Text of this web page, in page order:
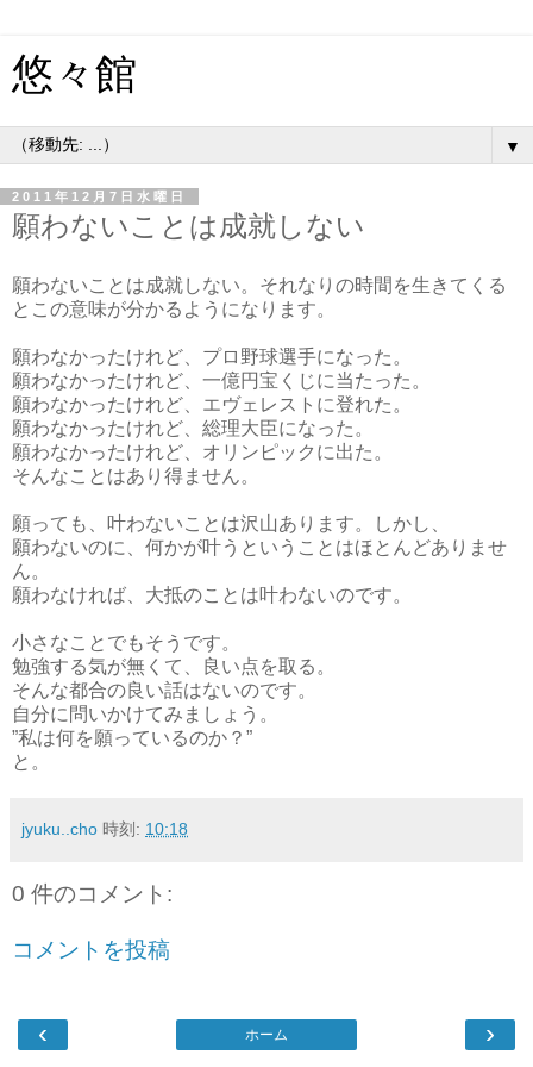
悠々館
▼
2011年12月7日水曜日
願わないことは成就しない
願わないことは成就しない。それなりの時間を生きてくる
とこの意味が分かるようになります。
願わなかったけれど、プロ野球選手になった。
願わなかったけれど、一億円宝くじに当たった。
願わなかったけれど、エヴェレストに登れた。
願わなかったけれど、総理大臣になった。
願わなかったけれど、オリンピックに出た。
そんなことはあり得ません。
願っても、叶わないことは沢山あります。しかし、
願わないのに、何かが叶うということはほとんどありませ
ん。
願わなければ、大抵のことは叶わないのです。
小さなことでもそうです。
勉強する気が無くて、良い点を取る。
そんな都合の良い話はないのです。
自分に問いかけてみましょう。
”私は何を願っているのか？”
と。
jyuku..cho 時刻: 10:18
0 件のコメント:
コメントを投稿
‹ ›
ホーム